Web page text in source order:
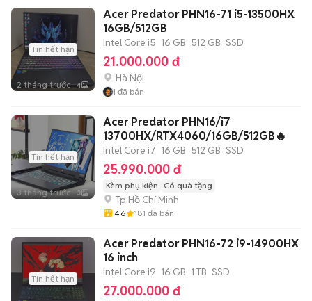
Tin hết hạn
2 tháng trước 4
Acer Predator PHN16-71 i5-13500HX
16GB/512GB
Intel Core i5 16 GB 512 GB SSD
21.000.000 đ
Hà Nội
1 đã bán
Tin hết hạn
3 tháng trước 3
Acer Predator PHN16/i7
13700HX/RTX4060/16GB/512GB🔥
Intel Core i7 16 GB 512 GB SSD
25.990.000 đ
Kèm phụ kiện Có quà tặng
Tp Hồ Chí Minh
4.6 181 đã bán
Tin hết hạn
Acer Predator PHN16-72 i9-14900HX
16 inch
Intel Core i9 16 GB 1 TB SSD
27.000.000 đ